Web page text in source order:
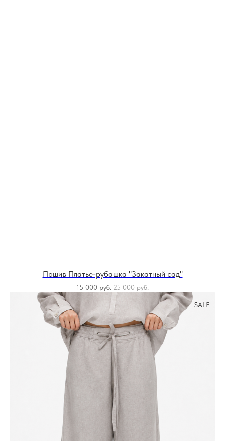
Пошив Платье-рубашка "Закатный сад"
15 000 руб. 25 000 руб.
SALE